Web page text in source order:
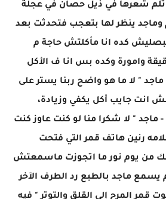
تلم شعرها في ذيل حصان في عجلة
ينظر لها بتعجب فتحدثت بعد
كده انا مأكلتش حاجة م
وامورة وكده بس انا ف الأكل
" لا ما هو واضح ربنا يستر على
انت جايب أكل يكفي وزيادة،
" لا شكرا منا لو كنت عاوز كنت
رنين هاتف قمر التي فتحت
من يوم نور ما اتجوزت ماسمعتش
ماجد بالطبع رد الطرف الآخر
قمر المرح إلى القلق والتوتر " فيه